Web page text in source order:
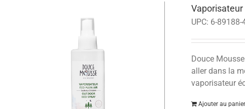
Vaporisateur
UPC: 6-89188-
Douce
aller dans la
vaporisateur
Ajouter au panier